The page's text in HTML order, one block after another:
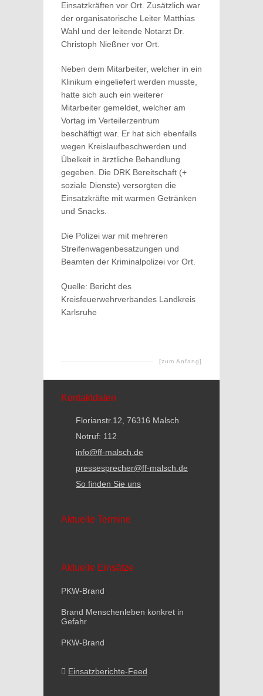
Einsatzkräften vor Ort. Zusätzlich war
der organisatorische Leiter Matthias
Wahl und der leitende Notarzt Dr.
Christoph Nießner vor Ort.
Neben dem Mitarbeiter, welcher in ein
Klinikum eingeliefert werden musste,
hatte sich auch ein weiterer
Mitarbeiter gemeldet, welcher am
Vortag im Verteilerzentrum
beschäftigt war. Er hat sich ebenfalls
wegen Kreislaufbeschwerden und
Übelkeit in ärztliche Behandlung
gegeben. Die DRK Bereitschaft (+
soziale Dienste) versorgten die
Einsatzkräfte mit warmen Getränken
und Snacks.
Die Polizei war mit mehreren
Streifenwagenbesatzungen und
Beamten der Kriminalpolizei vor Ort.
Quelle: Bericht des
Kreisfeuerwehrverbandes Landkreis
Karlsruhe
[zum Anfang]
Kontaktdaten
Florianstr.12, 76316 Malsch
Notruf: 112
info@ff-malsch.de
pressesprecher@ff-malsch.de
So finden Sie uns
Aktuelle Termine
Aktuelle Einsätze
PKW-Brand
Brand Menschenleben konkret in
Gefahr
PKW-Brand
Einsatzberichte-Feed